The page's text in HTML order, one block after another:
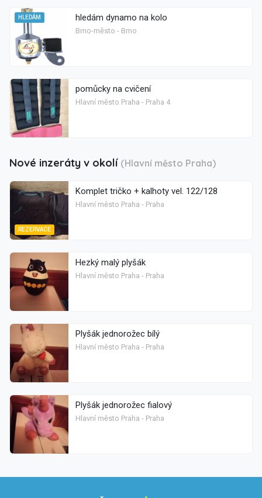
HLEDÁM hledám dynamo na kolo
Brno-město - Brno
pomůcky na cvičení
Hlavní město Praha - Praha 4
Nové inzeráty v okolí (Hlavní město Praha)
REZERVACE
Komplet tričko + kalhoty vel. 122/128
Hlavní město Praha - Praha
Hezký malý plyšák
Hlavní město Praha - Praha
Plyšák jednorožec bílý
Hlavní město Praha - Praha
Plyšák jednorožec fialový
Hlavní město Praha - Praha